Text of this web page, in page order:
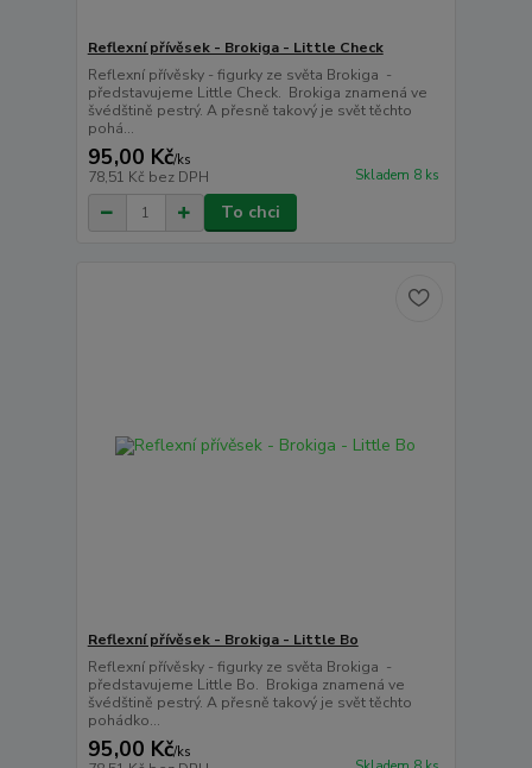
Reflexní přívěsek - Brokiga - Little Check
Reflexní přívěsky - figurky ze světa Brokiga -
představujeme Little Check. Brokiga znamená ve
švédštině pestrý. A přesně takový je svět těchto
pohá...
95,00 Kč/ks
78,51 Kč bez DPH Skladem 8 ks
To chci
Reflexní přívěsek - Brokiga - Little Bo
Reflexní přívěsky - figurky ze světa Brokiga -
představujeme Little Bo. Brokiga znamená ve
švédštině pestrý. A přesně takový je svět těchto
pohádko...
95,00 Kč/ks